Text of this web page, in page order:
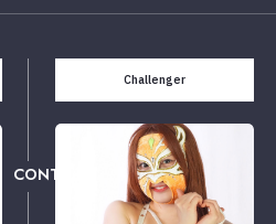
CONTRE
Challenger